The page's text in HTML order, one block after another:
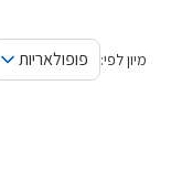
מיון לפי: פופולאריות